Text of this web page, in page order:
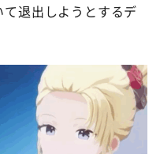
退出しようとするデ